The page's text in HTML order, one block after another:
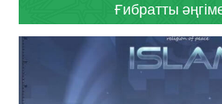
Ғибратты